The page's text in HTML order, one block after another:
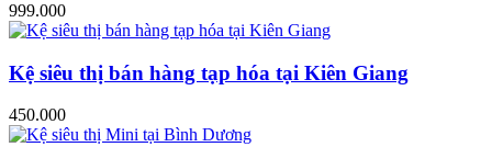
999.000
Kệ siêu thị bán hàng tạp hóa tại Kiên Giang
450.000